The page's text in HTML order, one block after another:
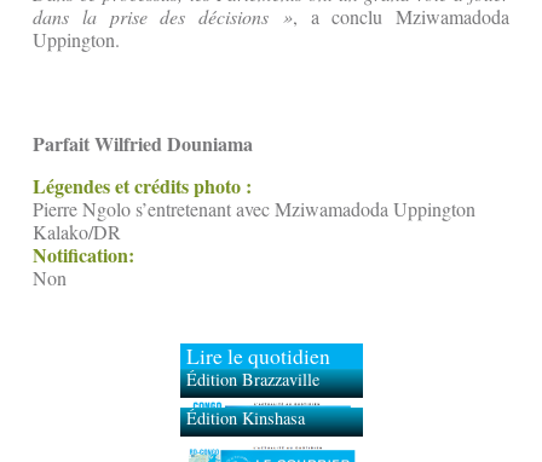
dans la prise des décisions », a conclu Mziwamadoda
Uppington.
Parfait Wilfried Douniama
Légendes et crédits photo :
Pierre Ngolo s’entretenant avec Mziwamadoda Uppington
Kalako/DR
Notification:
Non
Lire le quotidien
Édition Brazzaville
Édition Kinshasa